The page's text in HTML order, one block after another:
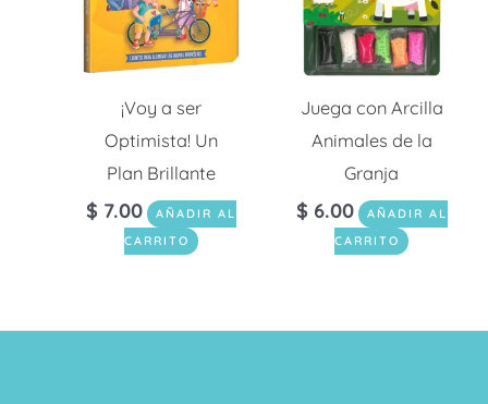
¡Voy a ser
Optimista! Un
Plan Brillante
$ 7.00
AÑADIR AL
CARRITO
Juega con Arcilla
Animales de la
Granja
$ 6.00
AÑADIR AL
CARRITO